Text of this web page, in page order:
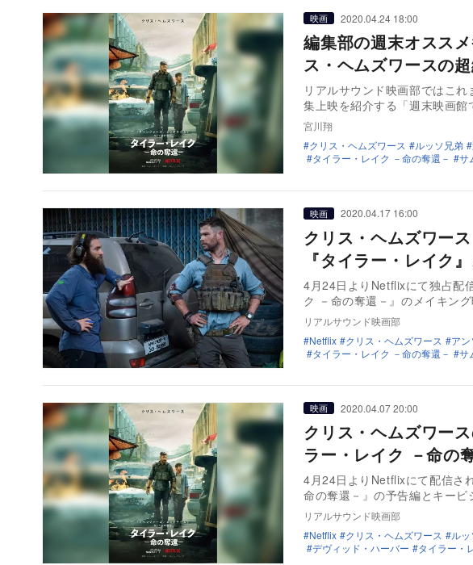
映画 2020.04.24 18:00
編集部の週末オスス
ス・ヘムズワースの
リアルサウンド映画部ではこ
集上映を紹介する「週末映画
宮川翔
クリス・ヘムズワース
ルッソ兄弟
タイラー・レイク －命の奪還－
サ
映画 2020.04.17 16:00
クリス・ヘムズワー
『タイラー・レイク
4月24日よりNetflixにて独占配
ク －命の奪還－』のメイキン
リアルサウンド映画部
Netflix
クリス・ヘムズワース ア
タイラー・レイク －命の奪還－
サ
映画 2020.04.07 20:00
クリス・ヘムズワー
ラー・レイク －命の
4月24日よりNetflixにて配信さ
命の奪還－』の予告編とキー
リアルサウンド映画部
Netflix
クリス・ヘムズワース ル
デヴィッド・ハーバー
タイラー・